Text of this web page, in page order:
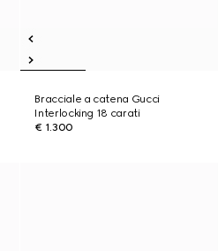
Bracciale a catena Gucci
Interlocking 18 carati
€ 1.300